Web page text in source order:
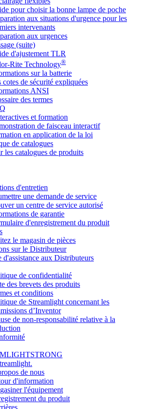
pour choisir la bonne lampe de poche
aux situations d'urgence pour les
intervenants
aux urgences
(suite)
d'ajustement TLR
Rite Technology®
sur la batterie
cotes de sécurité expliquées
ANSI
des termes
et formation
de faisceau interactif
en application de la loi
de catalogues
les catalogues de produits
d'entretien
une demande de service
un centre de service autorisé
de garantie
d'enregistrement du produit
le magasin de pièces
sur le Distributeur
d'assistance aux Distributeurs
de confidentialité
des brevets des produits
et conditions
de Streamlight concernant les
d’Inventor
de non-responsabilité relative à la
de nous
d'information
l'équipement
du produit